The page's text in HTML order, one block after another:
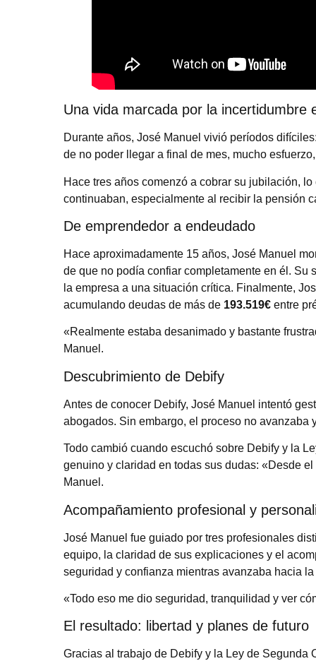
Una vida marcada por la incertidumbre
Durante años, José Manuel vivió períodos
de no poder llegar a final de mes, mucho
Hace tres años comenzó a cobrar su jubilación,
continuaban, especialmente al recibir la pensión
De emprendedor a endeudado
Hace aproximadamente 15 años, José Manuel
de que no podía confiar completamente en él.
la empresa a una situación crítica. Finalmente,
acumulando deudas de más de 193.519€ entre
«Realmente estaba desanimado y bastante
Manuel.
Descubrimiento de Debify
Antes de conocer Debify, José Manuel intentó
abogados. Sin embargo, el proceso no avanzaba
Todo cambió cuando escuchó sobre Debify y la
genuino y claridad en todas sus dudas: «Desde
Manuel.
Acompañamiento profesional y
José Manuel fue guiado por tres profesionales
equipo, la claridad de sus explicaciones y el
seguridad y confianza mientras avanzaba hacia
«Todo eso me dio seguridad, tranquilidad y ver
El resultado: libertad y planes de futuro
Gracias al trabajo de Debify y la Ley de